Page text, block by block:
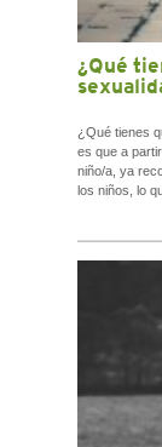
¿Qué
¿Qué tienes
es que a
niño/a, ya
los niños, lo